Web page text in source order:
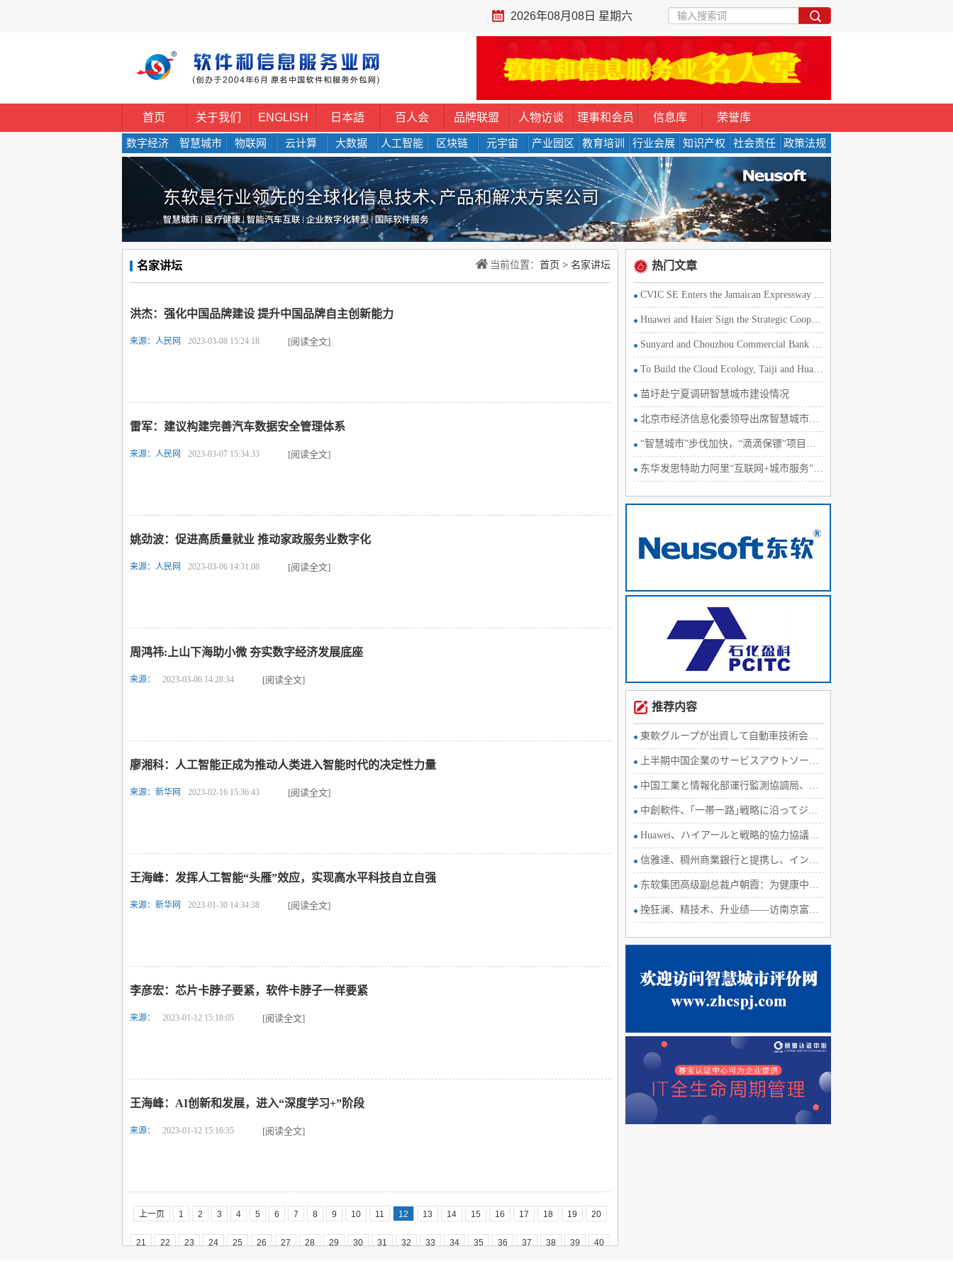
2026年08月08日 星期六
首页 关于我们 ENGLISH 日本語 百人会 品牌联盟 人物访谈 理事和会员 信息库 荣誉库
数字经济 智慧城市 物联网 云计算 大数据 人工智能 区块链 元宇宙 产业园区 教育培训 行业会展 知识产权 社会责任 政策法规
名家讲坛 当前位置： 首页 > 名家讲坛
洪杰：强化中国品牌建设 提升中国品牌自主创新能力
来源：人民网 2023-03-08 15:24:18 [阅读全文]
雷军：建议构建完善汽车数据安全管理体系
来源：人民网 2023-03-07 15:34:33 [阅读全文]
姚劲波：促进高质量就业 推动家政服务业数字化
来源：人民网 2023-03-06 14:31:08 [阅读全文]
周鸿祎:上山下海助小微 夯实数字经济发展底座
来源： 2023-03-06 14:28:34 [阅读全文]
廖湘科：人工智能正成为推动人类进入智能时代的决定性力量
来源：新华网 2023-02-16 15:36:43 [阅读全文]
王海峰：发挥人工智能“头雁”效应，实现高水平科技自立自强
来源：新华网 2023-01-30 14:34:38 [阅读全文]
李彦宏：芯片卡脖子要紧，软件卡脖子一样要紧
来源： 2023-01-12 15:18:05 [阅读全文]
王海峰：AI创新和发展，进入“深度学习+”阶段
来源： 2023-01-12 15:16:35 [阅读全文]
上一页 1 2 3 4 5 6 7 8 9 10 11 12 13 14 15 16 17 18 19 20
21 22 23 24 25 26 27 28 29 30 31 32 33 34 35 36 37 38 39 40
热门文章
CVIC SE Enters the Jamaican Expressway Market with the Strat
Huawei and Haier Sign the Strategic Cooperation Agreement
Sunyard and Chouzhou Commercial Bank Develop the Internet Fi
To Build the Cloud Ecology, Taiji and Huawei Sign a Strategi
苗圩赴宁夏调研智慧城市建设情况
北京市经济信息化委领导出席智慧城市发展论坛
“智慧城市”步伐加快，“滴滴保镖”项目即将落户济南历下区
东华发思特助力阿里“互联网+城市服务”，抢滩智慧城市建设
推荐内容
東軟グループが出資して自動車技術会社を設立
上半期中国企業のサービスアウトソーシング、契約ベース金額4.9%
中国工業と情報化部運行監測協調局、上半期ソフトウェア経済運行
中創軟件、｢一帯一路｣戦略に沿ってジャマイカの高
Huawei、ハイアールと戦略的協力協議を締結
信雅達、稠州商業銀行と提携し、インターネット金融に取組む
东软集团高级副总裁卢朝霞：为健康中国战略献智出力
挽狂澜、精技术、升业绩——访南京富士通南大软件技术有限公司副董事长、总经理长仓浩士